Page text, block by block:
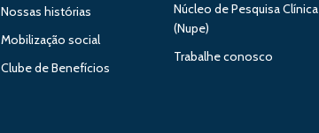
Nossas histórias
Mobilização social
Clube de Benefícios
Núcleo de Pesquisa Clínica
(Nupe)
Trabalhe conosco